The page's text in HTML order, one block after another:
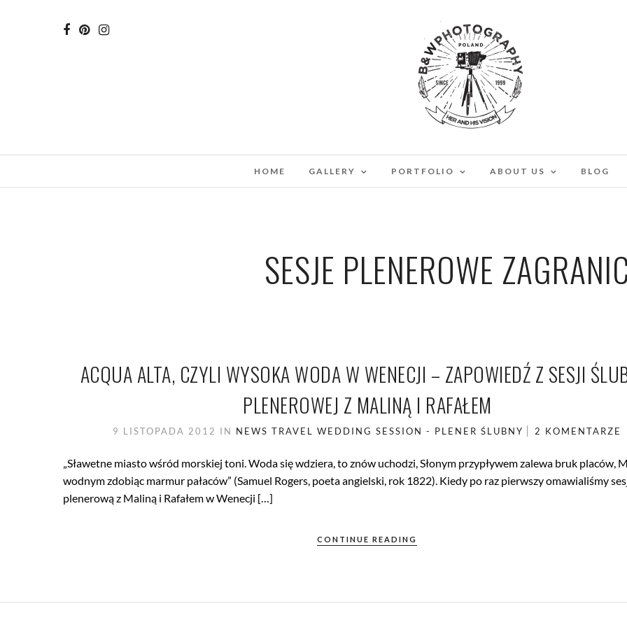
HOME GALLERY PORTFOLIO ABOUT US BLOG
SESJE PLENEROWE
ACQUA ALTA, CZYLI WYSOKA WODA W WENECJI – ZAPOWIEDŹ Z SESJI
PLENEROWEJ Z MALINĄ I RAFAŁEM
9 LISTOPADA 2012 IN NEWS TRAVEL WEDDING SESSION - PLENER ŚLUBNY 2 KOMENTARZE
„Sławetne miasto wśród morskiej toni. Woda się wdziera, to znów uchodzi, Słonym przypływem zalewa bruk placów,
wodnym zdobiąc marmur pałaców” (Samuel Rogers, poeta angielski, rok 1822). Kiedy po raz pierwszy omawialiśmy
plenerową z Maliną i Rafałem w Wenecji […]
CONTINUE READING